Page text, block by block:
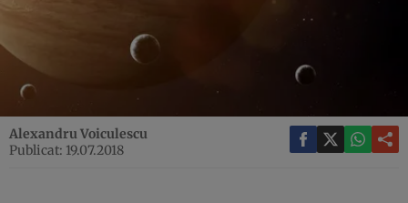
Alexandru Voiculescu
Publicat: 19.07.2018